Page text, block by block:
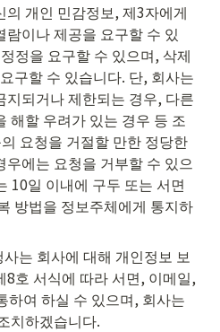
개인 민감정보, 제3자에게
이나 제공을 요구할 수 있
정을 요구할 수 있으며, 삭제
구할 수 있습니다. 단, 회사는
지되거나 제한되는 경우, 다른
해할 우려가 있는 경우 등 조
요청을 거절할 만한 정당한
우에는 요청을 거부할 수 있으
10일 이내에 구두 또는 서면
방법을 정보주체에게 통지하
8호 서식에 따라 서면, 이메일,
하여 하실 수 있으며, 회사는
치하겠습니다.